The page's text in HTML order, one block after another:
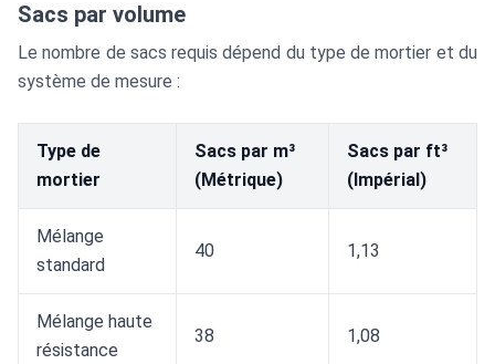
Sacs par volume
Le nombre de sacs requis dépend du type de mortier et du
système de mesure :
Type de
mortier
Sacs par m³
(Métrique)
Sacs par ft³
(Impérial)
Mélange
standard
40 1,13
Mélange haute
résistance
38 1,08